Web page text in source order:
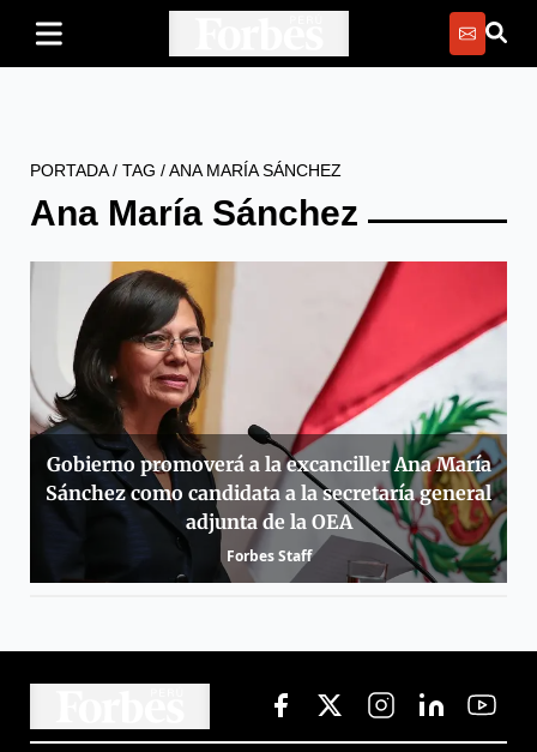
PORTADA/ TAG /ANA MARÍA SÁNCHEZ
Ana María Sánchez
Gobierno promoverá a la excanciller Ana María
Sánchez como candidata a la secretaría general
adjunta de la OEA
Forbes Staff